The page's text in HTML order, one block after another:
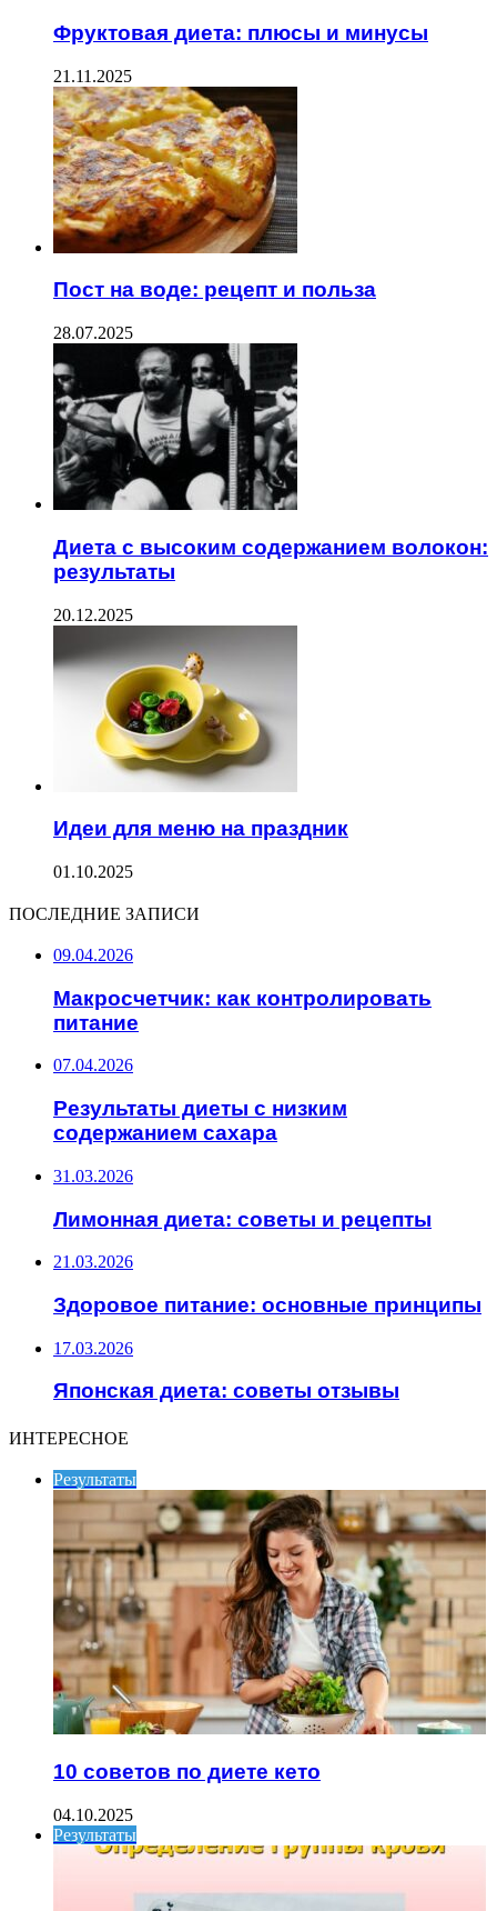
Фруктовая диета: плюсы и минусы
21.11.2025
Пост на воде: рецепт и польза
28.07.2025
Диета с высоким содержанием волокон:
результаты
20.12.2025
Идеи для меню на праздник
01.10.2025
ПОСЛЕДНИЕ ЗАПИСИ
09.04.2026
Макросчетчик: как контролировать
питание
07.04.2026
Результаты диеты с низким
содержанием сахара
31.03.2026
Лимонная диета: советы и рецепты
21.03.2026
Здоровое питание: основные принципы
17.03.2026
Японская диета: советы отзывы
ИНТЕРЕСНОЕ
Результаты
10 советов по диете кето
04.10.2025
Результаты